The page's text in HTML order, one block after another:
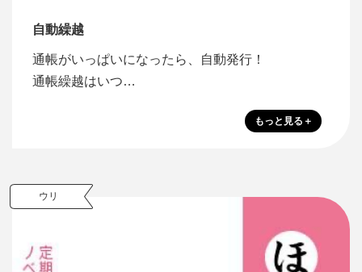
自動繰越
通帳がいっぱいになったら、自動発行！
通帳繰越はいつ…
ウリ